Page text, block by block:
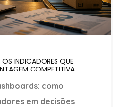
OS INDICADORES QUE
COMPETITIVA
como
em decisões